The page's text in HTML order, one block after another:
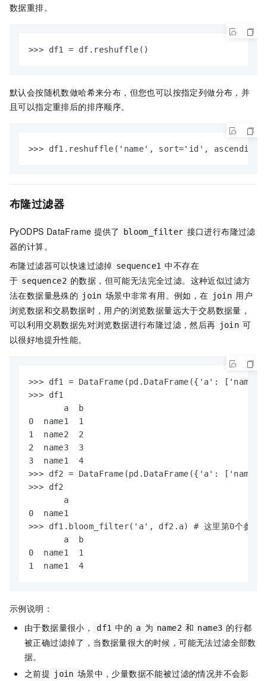
数据重排。
>>> df1 = df.reshuffle()
默认会按随机数做哈希来分布，但您也可以按指定列做分布，并
且可以指定重排后的排序顺序。
>>> df1.reshuffle('name', sort='id',
布隆过滤器
PyODPS DataFrame 提供了 bloom_filter 接口进行布隆过滤
器的计算。
布隆过滤器可以快速过滤掉 sequence1 中不存在
于 sequence2 的数据，但可能无法完全过滤。这种近似过滤方
法在数据量悬殊的 join 场景中非常有用。例如，在 join 用户
浏览数据和交易数据时，用户的浏览数据量远大于交易数据量，
可以利用交易数据先对浏览数据进行布隆过滤，然后再 join 可
以很好地提升性能。
>>> df1 = DataFrame(pd.DataFrame({'a':
>>> df1
       a  b
0  name1  1
1  name2  2
2  name3  3
3  name1  4
>>> df2 = DataFrame(pd.DataFrame({'a':
>>> df2
       a
0  name1
>>> df1.bloom_filter('a', df2.a) # 这里第0个参数
       a  b
0  name1  1
1  name1  4
示例说明：
由于数据量很小，
df1 中的 a 为 name2 和 name3 的行都
被正确过滤掉了，当数据量很大的时候，可能无法过滤全部数
据。
之前提 join 场景中，少量数据不能被过滤的情况并不会影